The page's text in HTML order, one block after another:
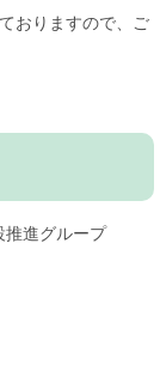
おりますので、ご
進グループ